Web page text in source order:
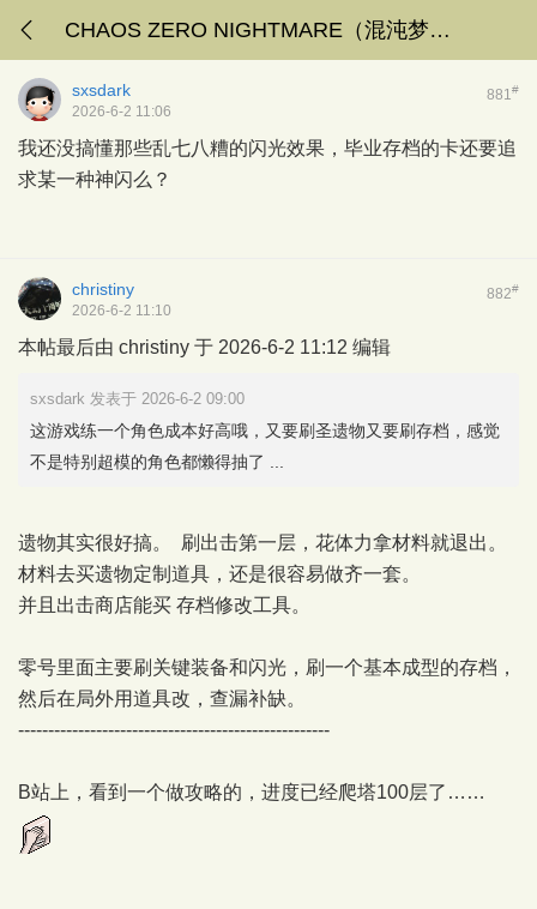
CHAOS ZERO NIGHTMARE（混沌梦境），E9国服再创辉煌！
881#
sxsdark
2026-6-2 11:06
我还没搞懂那些乱七八糟的闪光效果，毕业存档的卡还要追
求某一种神闪么？
882#
christiny
2026-6-2 11:10
本帖最后由 christiny 于 2026-6-2 11:12 编辑
sxsdark 发表于 2026-6-2 09:00
这游戏练一个角色成本好高哦，又要刷圣遗物又要刷存档，感觉
不是特别超模的角色都懒得抽了 ...
遗物其实很好搞。 刷出击第一层，花体力拿材料就退出。
材料去买遗物定制道具，还是很容易做齐一套。
并且出击商店能买 存档修改工具。
零号里面主要刷关键装备和闪光，刷一个基本成型的存档，
然后在局外用道具改，查漏补缺。
----------------------------------------------------
B站上，看到一个做攻略的，进度已经爬塔100层了……